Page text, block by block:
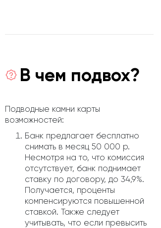
В чем подвох?
Подводные камни карты
возможностей:
Банк предлагает бесплатно
снимать в месяц 50 000 р.
Несмотря на то, что комиссия
отсутствует, банк поднимает
ставку по договору, до 34,9%.
Получается, проценты
компенсируются повышенной
ставкой. Также следует
учитывать, что если превысить